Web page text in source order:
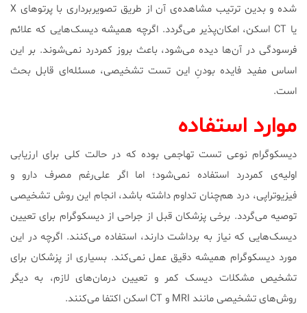
شده و بدین ترتیب مشاهده‌ی آن از طریق تصویربرداری با پرتوهای X
یا CT اسکن، امکان‌پذیر می‌گردد. اگرچه همیشه دیسک‌هایی که علائم
فرسودگی در آن‌ها دیده می‌شود، باعث بروز کمردرد نمی‌شوند. بر این
اساس مفید فایده بودنِ این تست تشخیصی، مسئله‌ای قابل‌ بحث
است.
موارد استفاده
دیسکوگرام نوعی تست تهاجمی بوده که در حالت کلی برای ارزیابی
اولیه‌ی کمردرد استفاده نمی‌شود؛ اما اگر علی‌رغم مصرف دارو و
فیزیوتراپی، درد هم‌چنان تداوم داشته باشد، انجام این روش تشخیصی
توصیه می‌گردد. برخی پزشکان قبل از جراحی از دیسکوگرام برای تعیین
دیسک‌هایی که نیاز به برداشت دارند، استفاده می‌کنند. اگرچه در این
مورد دیسکوگرام همیشه دقیق عمل نمی‌کند. بسیاری از پزشکان برای
تشخیص مشکلات دیسک کمر و تعیین درمان‌های لازم، به دیگر
روش‌های تشخیصی مانند MRI و CT اسکن اکتفا می‌کنند.